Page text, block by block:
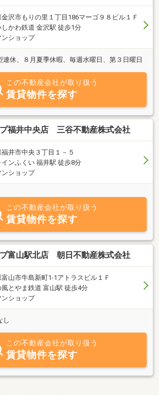
沢市もりの里１丁目186マーゴ９８ビル１Ｆ
しかわ鉄道 金沢駅 徒歩1分
ンショップ
連休、８月夏季休暇、毎週水曜日、第３日曜日
この不動産会社が取り扱う
賃貸物件を探す
福井中央店 三谷不動産株式会社
井市中央３丁目１－５
ンふくい 福井駅 徒歩8分
ンショップ
この不動産会社が取り扱う
賃貸物件を探す
富山駅北店 朝日不動産株式会社
山市牛島新町1-1アトラスビル１Ｆ
風とやま鉄道 富山駅 徒歩4分
ンショップ
し
この不動産会社が取り扱う
賃貸物件を探す